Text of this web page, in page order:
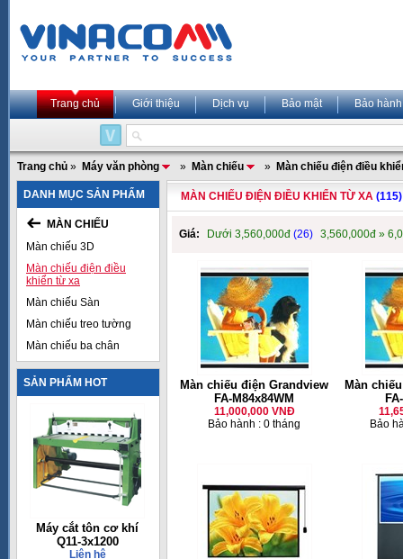
Trang chủ Giới thiệu Dịch vụ Bảo mật Bảo hành
Trang chủ » Máy văn phòng » Màn chiếu » Màn chiếu điện điều
DANH MỤC SẢN PHẨM
MÀN CHIẾU
Màn chiếu 3D
Màn chiếu điện điều
khiển từ xa
Màn chiếu Sàn
Màn chiếu treo tường
Màn chiếu ba chân
SẢN PHẨM HOT
Máy cắt tôn cơ khí
Q11-3x1200
Liên hệ
MÀN CHIẾU ĐIỆN ĐIỀU KHIỂN TỪ XA (115)
Giá: Dưới 3,560,000đ (26) 3,560,000đ »
Màn chiếu điện Grandview
FA-M84x84WM
11,000,000 VNĐ
Bảo hành : 0 tháng
Màn
Bảo